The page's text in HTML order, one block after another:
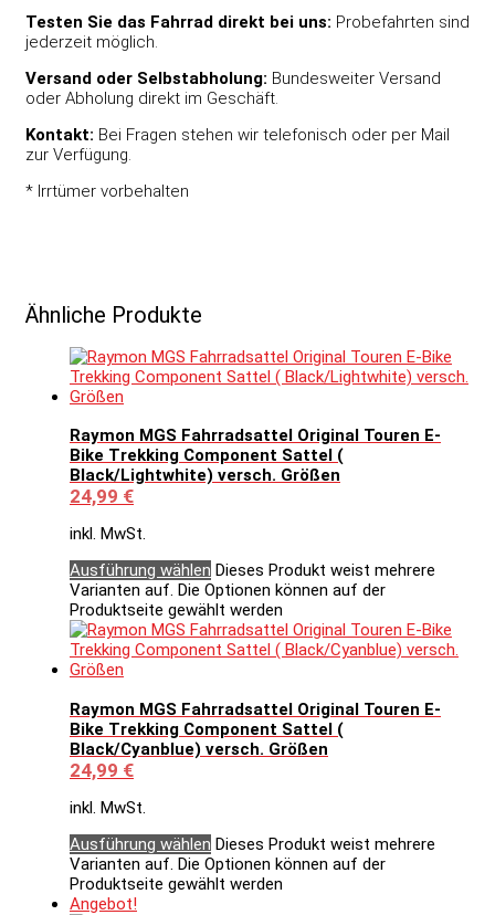
Testen Sie das Fahrrad direkt bei uns: Probefahrten sind
jederzeit möglich.
Versand oder Selbstabholung: Bundesweiter Versand
oder Abholung direkt im Geschäft.
Kontakt: Bei Fragen stehen wir telefonisch oder per Mail
zur Verfügung.
* Irrtümer vorbehalten
Ähnliche Produkte
Raymon MGS Fahrradsattel Original Touren E-
Bike Trekking Component Sattel (
Black/Lightwhite) versch. Größen
24,99 €
inkl. MwSt.
Ausführung wählen Dieses Produkt weist mehrere
Varianten auf. Die Optionen können auf der
Produktseite gewählt werden
Raymon MGS Fahrradsattel Original Touren E-
Bike Trekking Component Sattel (
Black/Cyanblue) versch. Größen
24,99 €
inkl. MwSt.
Ausführung wählen Dieses Produkt weist mehrere
Varianten auf. Die Optionen können auf der
Produktseite gewählt werden
Angebot!